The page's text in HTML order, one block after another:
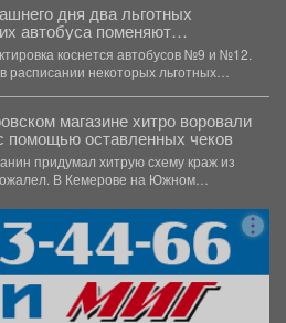
дня два льготных
автобуса поменяют
коснется автобусов №9 и №12.
расписании некоторых льготных
магазине хитро воровали
помощью оставленных чеков
придумал хитрую схему краж из
на Южном